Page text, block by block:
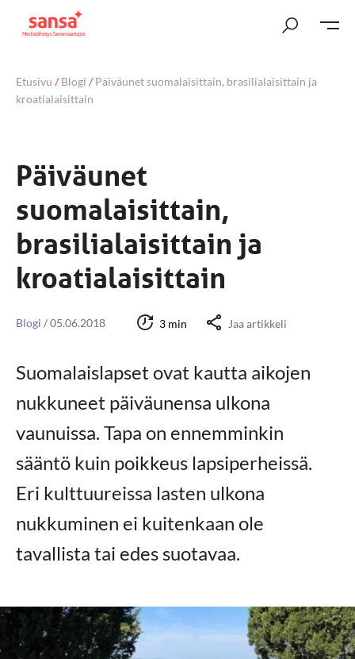
Etusivu /Blogi /Päiväunet suomalaisittain, brasilialaisittain ja
kroatialaisittain
Päiväunet
suomalaisittain,
brasilialaisittain ja
kroatialaisittain
Blogi /05.06.2018 3 min Jaa artikkeli
Suomalaislapset ovat kautta aikojen
nukkuneet päiväunensa ulkona
vaunuissa. Tapa on ennemminkin
sääntö kuin poikkeus lapsiperheissä.
Eri kulttuureissa lasten ulkona
nukkuminen ei kuitenkaan ole
tavallista tai edes suotavaa.